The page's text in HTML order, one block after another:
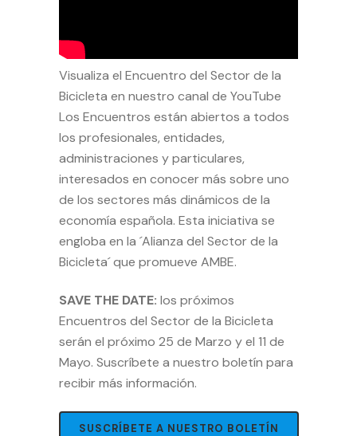
Visualiza el Encuentro del Sector de la
Bicicleta en nuestro canal de YouTube
Los Encuentros están abiertos a todos
los profesionales, entidades,
administraciones y particulares,
interesados en conocer más sobre uno
de los sectores más dinámicos de la
economía española. Esta iniciativa se
engloba en la ´Alianza del Sector de la
Bicicleta´que promueve AMBE.
SAVE THE DATE: los próximos
Encuentros del Sector de la Bicicleta
serán el próximo 25 de Marzo y el 11 de
Mayo. Suscríbete a nuestro boletín para
recibir más información.
SUSCRÍBETE A NUESTRO BOLETÍN